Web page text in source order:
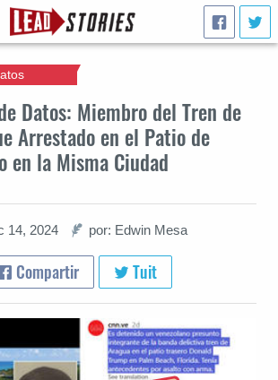
Datos: Miembro del Tren de
Arrestado en el Patio de
en la Misma Ciudad
14, 2024 por: Edwin Mesa
Compartir Tuit